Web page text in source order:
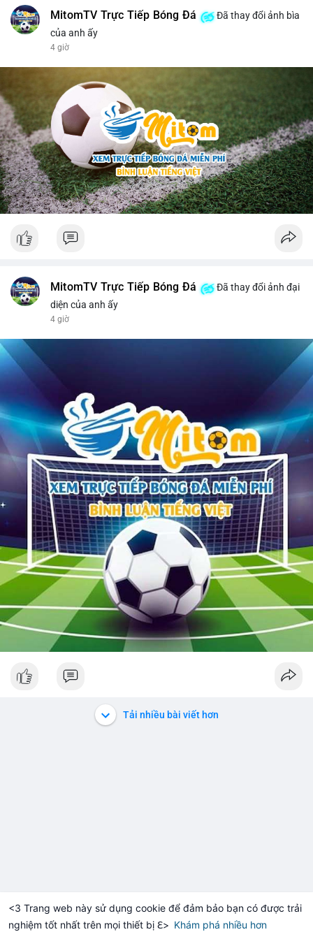
<3 Trang web này sử dụng cookie để đảm bảo bạn có được trải
nghiệm tốt nhất trên mọi thiết bị ℇ> Khám phá nhiều hơn
$1,899.60 +0.11% Solana SOL $72.61 -1.24%
MitomTV Trực Tiếp Bóng Đá
Đã thay đổi ảnh bìa
của anh ấy
4 giờ
MitomTV Trực Tiếp Bóng Đá
Đã thay đổi ảnh đại
diện của anh ấy
4 giờ
Tải nhiều bài viết hơn